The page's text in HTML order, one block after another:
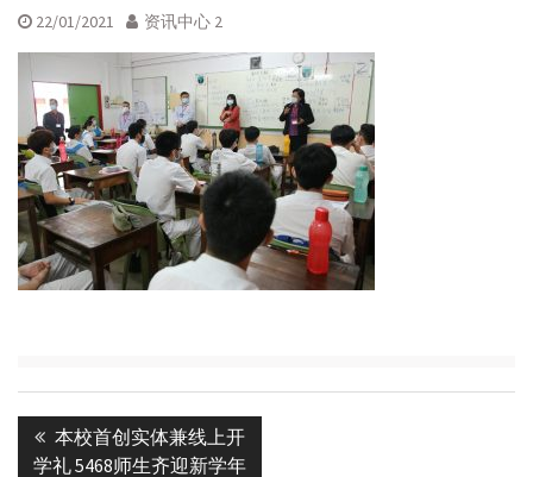
22/01/2021 资讯中心 2
navigation
Previous
post:
本校首创实体兼线上开
学礼 5468师生齐迎新学年